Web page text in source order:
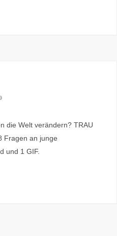
die Welt verändern? TRAU
Fragen an junge
und 1 GIF.